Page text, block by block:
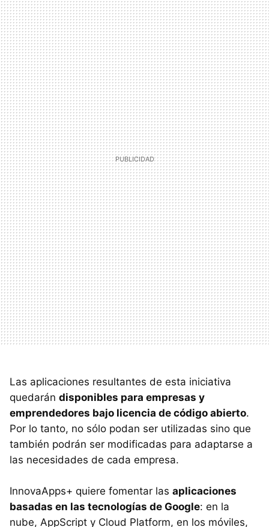
Las aplicaciones resultantes de esta iniciativa
quedarán disponibles para empresas y
emprendedores bajo licencia de código abierto.
Por lo tanto, no sólo podan ser utilizadas sino que
también podrán ser modificadas para adaptarse a
las necesidades de cada empresa.
InnovaApps+ quiere fomentar las aplicaciones
basadas en las tecnologías de Google: en la
nube, AppScript y Cloud Platform, en los móviles,